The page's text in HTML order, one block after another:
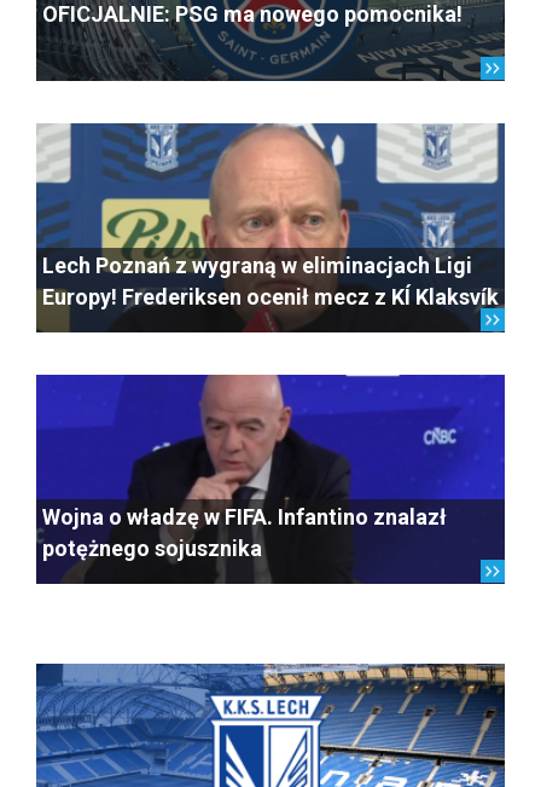
OFICJALNIE: PSG ma nowego pomocnika!
Lech Poznań z wygraną w eliminacjach Ligi
Europy! Frederiksen ocenił mecz z KÍ Klaksvík
Wojna o władzę w FIFA. Infantino znalazł
potężnego sojusznika